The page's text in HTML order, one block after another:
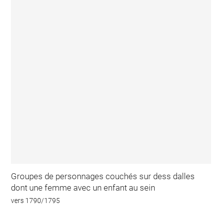
Groupes de personnages couchés sur dess dalles
dont une femme avec un enfant au sein
vers 1790/1795